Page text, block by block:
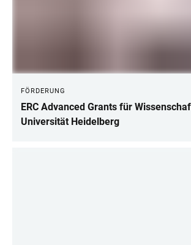
FÖRDERUNG
ERC Advanced Grants für
Universität Heidelberg